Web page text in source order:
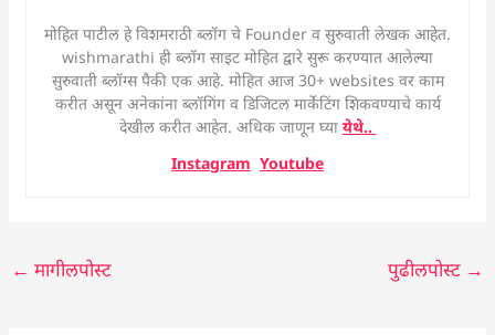
मोहित पाटील हे विशमराठी ब्लॉग चे Founder व सुरुवाती लेखक आहेत.
wishmarathi ही ब्लॉग साइट मोहित द्वारे सुरू करण्यात आलेल्या
सुरुवाती ब्लॉग्स पैकी एक आहे. मोहित आज 30+ websites वर काम
करीत असून अनेकांना ब्लॉगिंग व डिजिटल मार्केटिंग शिकवण्याचे कार्य
देखील करीत आहेत. अधिक जाणून घ्या येथे..
Instagram Youtube
← मागीलपोस्ट पुढीलपोस्ट →